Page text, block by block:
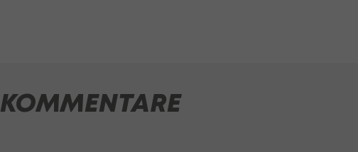
KOMMENTARE